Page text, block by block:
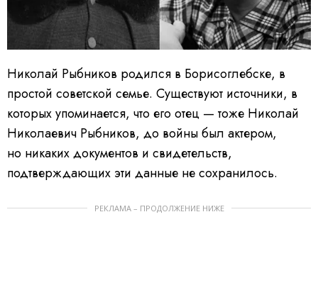
Николай Рыбников родился в Борисоглебске, в
простой советской семье. Существуют источники, в
которых упоминается, что его отец — тоже Николай
Николаевич Рыбников, до войны был актером,
но никаких документов и свидетельств,
подтверждающих эти данные не сохранилось.
РЕКЛАМА – ПРОДОЛЖЕНИЕ НИЖЕ